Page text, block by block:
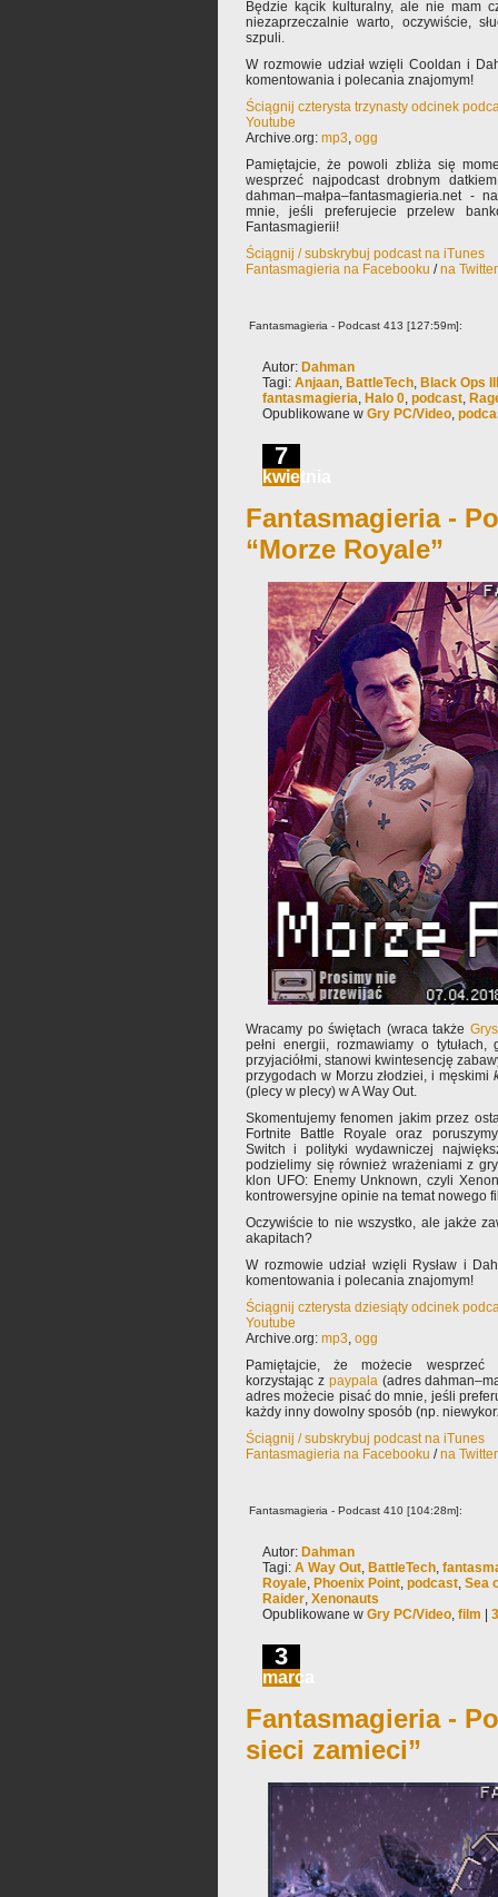
Będzie kącik kulturalny, ale nie mam
niezaprzeczalnie warto, oczywiście,
szpuli.
W rozmowie udział wzięli Cooldan i
komentowania i polecania znajomym!
Ściągnij czterysta trzynasty odcinek
Youtube
Archive.org: mp3, ogg
Pamiętajcie, że powoli zbliża się
wesprzeć najpodcast drobnym
dahman–małpa–fantasmagieria.net -
mnie, jeśli preferujecie przelew
Fantasmagierii!
Ściągnij / subskrybuj podcast na iTunes
Fantasmagieria na Facebooku /na
Fantasmagieria - Podcast 413 [127:59m]:
Autor: Dahman
Tagi: Anjaan, BattleTech, Black Ops
fantasmagieria, Halo 0, podcast,
Opublikowane w Gry PC/Video,
7
kwietnia
Fantasmagieria -
“Morze Royale”
Wracamy po świętach (wraca także
pełni energii, rozmawiamy o tytułach,
przyjaciółmi, stanowi kwintesencję
przygodach w Morzu złodziei, i męskimi
(plecy w plecy) w A Way Out.
Skomentujemy fenomen jakim przez
Fortnite Battle Royale oraz
Switch i polityki wydawniczej
podzielimy się również wrażeniami z
klon UFO: Enemy Unknown, czyli
kontrowersyjne opinie na temat nowego
Oczywiście to nie wszystko, ale jakże
akapitach?
W rozmowie udział wzięli Rysław i
komentowania i polecania znajomym!
Ściągnij czterysta dziesiąty odcinek
Youtube
Archive.org: mp3, ogg
Pamiętajcie, że możecie wesprzeć
korzystając z paypala(adres
adres możecie pisać do mnie, jeśli
każdy inny dowolny sposób (np.
Ściągnij / subskrybuj podcast na iTunes
Fantasmagieria na Facebooku /na
Fantasmagieria - Podcast 410 [104:28m]:
Autor: Dahman
Tagi: A Way Out, BattleTech,
Royale, Phoenix Point, podcast, Sea
Raider, Xenonauts
Opublikowane w Gry PC/Video, film
3
marca
Fantasmagieria -
sieci zamieci”